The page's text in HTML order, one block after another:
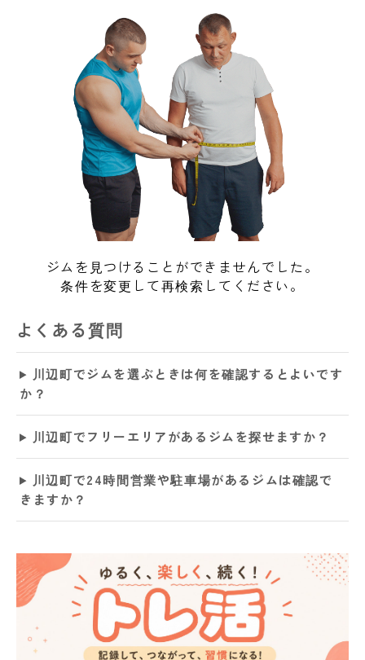
ジムを見つけることができませんでした。
条件を変更して再検索してください。
よくある質問
川辺町でジムを選ぶときは何を確認するとよいです
か？
川辺町でフリーエリアがあるジムを探せますか？
川辺町で24時間営業や駐車場があるジムは確認で
きますか？